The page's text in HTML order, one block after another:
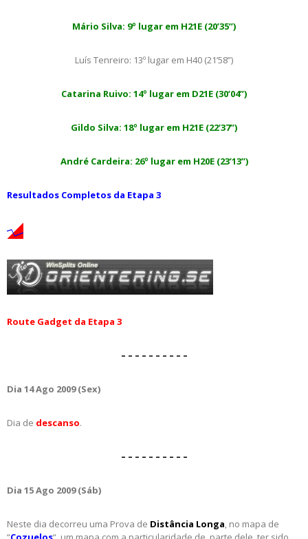
Mário Silva: 9º lugar em H21E (20’35”)
Luís Tenreiro: 13º lugar em H40 (21’58”)
Catarina Ruivo: 14º lugar em D21E (30’04”)
Gildo Silva: 18º lugar em H21E (22’37”)
André Cardeira: 26º lugar em H20E (23’13”)
Resultados Completos da Etapa 3
Route Gadget da Etapa 3
– – – – – – – – – –
Dia 14 Ago 2009 (Sex)
Dia de descanso.
– – – – – – – – – –
Dia 15 Ago 2009 (Sáb)
Neste dia decorreu uma Prova de Distância Longa, no mapa de